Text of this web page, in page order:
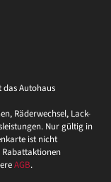
das Autohaus
Räderwechsel, Lack-
Nur gültig in
ist nicht
AGB.